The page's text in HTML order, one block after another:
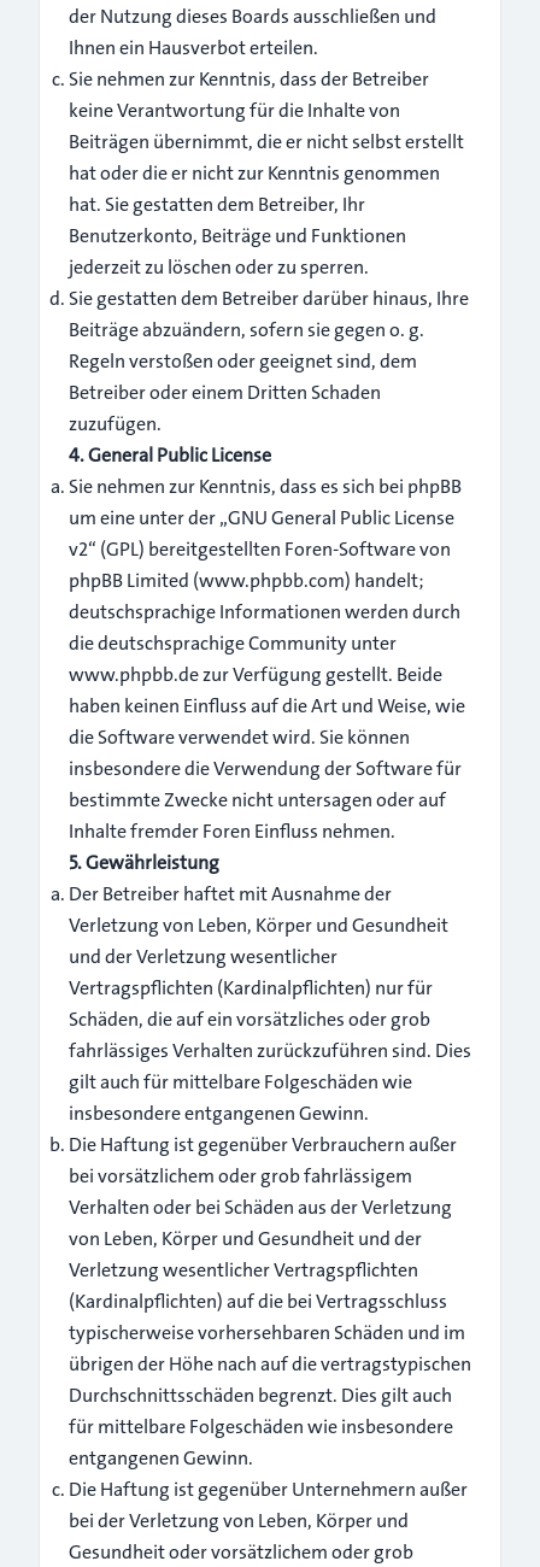
der Nutzung dieses Boards ausschließen und
Ihnen ein Hausverbot erteilen.
Sie nehmen zur Kenntnis, dass der Betreiber
keine Verantwortung für die Inhalte von
Beiträgen übernimmt, die er nicht selbst erstellt
hat oder die er nicht zur Kenntnis genommen
hat. Sie gestatten dem Betreiber, Ihr
Benutzerkonto, Beiträge und Funktionen
jederzeit zu löschen oder zu sperren.
Sie gestatten dem Betreiber darüber hinaus, Ihre
Beiträge abzuändern, sofern sie gegen o. g.
Regeln verstoßen oder geeignet sind, dem
Betreiber oder einem Dritten Schaden
zuzufügen.
4. General Public License
Sie nehmen zur Kenntnis, dass es sich bei phpBB
um eine unter der „GNU General Public License
v2“ (GPL) bereitgestellten Foren-Software von
phpBB Limited (www.phpbb.com) handelt;
deutschsprachige Informationen werden durch
die deutschsprachige Community unter
www.phpbb.de zur Verfügung gestellt. Beide
haben keinen Einfluss auf die Art und Weise, wie
die Software verwendet wird. Sie können
insbesondere die Verwendung der Software für
bestimmte Zwecke nicht untersagen oder auf
Inhalte fremder Foren Einfluss nehmen.
5. Gewährleistung
Der Betreiber haftet mit Ausnahme der
Verletzung von Leben, Körper und Gesundheit
und der Verletzung wesentlicher
Vertragspflichten (Kardinalpflichten) nur für
Schäden, die auf ein vorsätzliches oder grob
fahrlässiges Verhalten zurückzuführen sind. Dies
gilt auch für mittelbare Folgeschäden wie
insbesondere entgangenen Gewinn.
Die Haftung ist gegenüber Verbrauchern außer
bei vorsätzlichem oder grob fahrlässigem
Verhalten oder bei Schäden aus der Verletzung
von Leben, Körper und Gesundheit und der
Verletzung wesentlicher Vertragspflichten
(Kardinalpflichten) auf die bei Vertragsschluss
typischerweise vorhersehbaren Schäden und im
übrigen der Höhe nach auf die vertragstypischen
Durchschnittsschäden begrenzt. Dies gilt auch
für mittelbare Folgeschäden wie insbesondere
entgangenen Gewinn.
Die Haftung ist gegenüber Unternehmern außer
bei der Verletzung von Leben, Körper und
Gesundheit oder vorsätzlichem oder grob